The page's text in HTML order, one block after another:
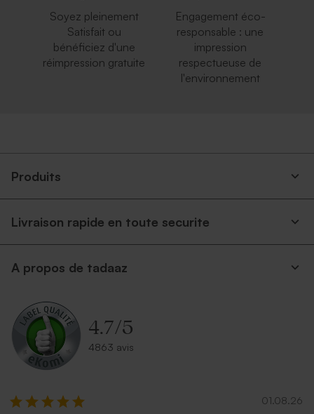
Soyez pleinement
Satisfait ou
bénéficiez d'une
réimpression gratuite
Engagement éco-
responsable : une
impression
respectueuse de
l'environnement
Produits
Livraison rapide en toute securite
A propos de tadaaz
4.7/5
4863 avis
01.08.26